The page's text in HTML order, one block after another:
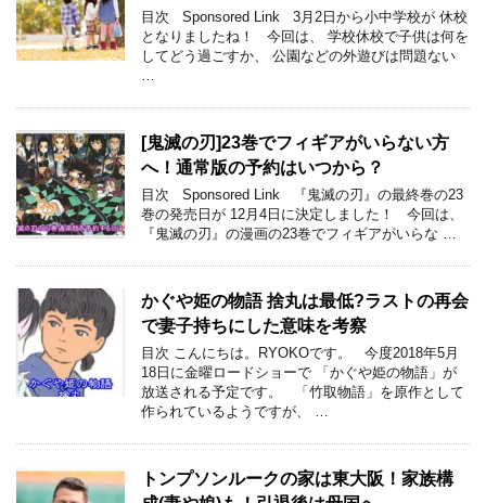
目次 Sponsored Link 3月2日から小中学校が 休校
となりましたね！ 今回は、 学校休校で子供は何を
してどう過ごすか、 公園などの外遊びは問題ない
…
[鬼滅の刃]23巻でフィギアがいらない方
へ！通常版の予約はいつから？
目次 Sponsored Link 『鬼滅の刃』の最終巻の23
巻の発売日が 12月4日に決定しました！ 今回は、
『鬼滅の刃』の漫画の23巻でフィギアがいらな …
かぐや姫の物語 捨丸は最低?ラストの再会
で妻子持ちにした意味を考察
目次 こんにちは。RYOKOです。 今度2018年5月
18日に金曜ロードショーで 「かぐや姫の物語」が
放送される予定です。 「竹取物語」を原作として
作られているようですが、 …
トンプソンルークの家は東大阪！家族構